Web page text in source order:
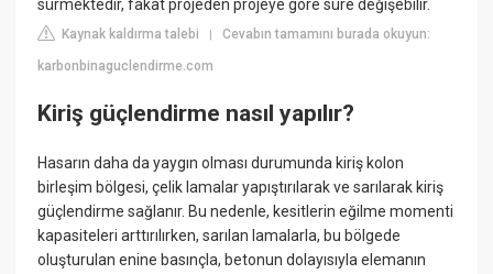
sürmektedir, fakat projeden projeye göre süre değişebilir.
Kaynak kaldırma talebi |Cevabın tamamını burada okuyun:
karbonbinaguclendirme.com
Kiriş güçlendirme nasıl yapılır?
Hasarın daha da yaygın olması durumunda kiriş kolon
birleşim bölgesi, çelik lamalar yapıştırılarak ve sarılarak kiriş
güçlendirme sağlanır. Bu nedenle, kesitlerin eğilme momenti
kapasiteleri arttırılırken, sarılan lamalarla, bu bölgede
oluşturulan enine basınçla, betonun dolayısıyla elemanın